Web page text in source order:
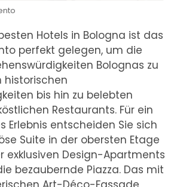
Hotels in Bologna ist das
perfekt gelegen, um die
Bolognas zu
historischen
bis hin zu belebten
Restaurants. Für ein
Erlebnis entscheiden Sie sich
Suite in der obersten Etage
exklusiven Design-Apartments
bezaubernde Piazza. Das mit